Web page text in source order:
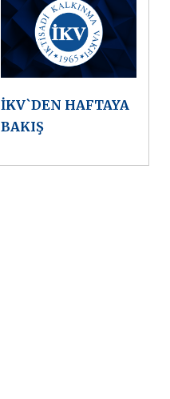
İKV`DEN HAFTAYA
BAKIŞ